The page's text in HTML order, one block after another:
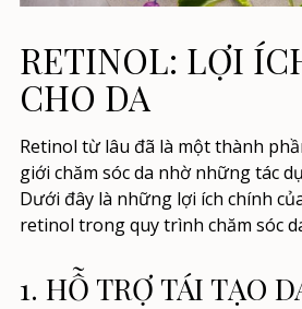
RETINOL: LỢI
CHO DA
Retinol từ lâu đã là một thành
giới chăm sóc da nhờ những tác
Dưới đây là những lợi ích chính
retinol trong quy trình chăm sóc
1. HỖ TRỢ TÁI TẠO